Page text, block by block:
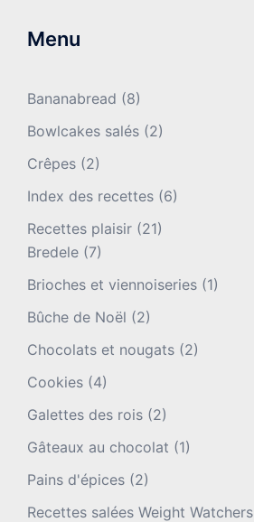
Menu
Bananabread (8)
Bowlcakes salés (2)
Crêpes (2)
Index des recettes (6)
Recettes plaisir (21)
Bredele (7)
Brioches et viennoiseries (1)
Bûche de Noël (2)
Chocolats et nougats (2)
Cookies (4)
Galettes des rois (2)
Gâteaux au chocolat (1)
Pains d'épices (2)
Recettes salées Weight Watchers